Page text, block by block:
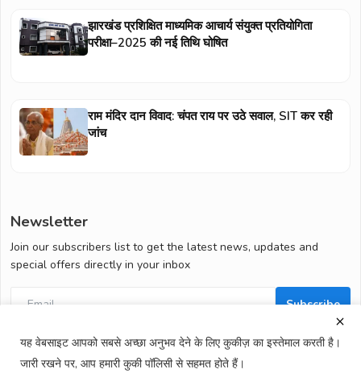
झारखंड प्रशिक्षित माध्यमिक आचार्य संयुक्त प्रतियोगिता
परीक्षा–2025 की नई तिथि घोषित
राम मंदिर दान विवाद: चंपत राय पर उठे सवाल, SIT कर रही
जांच
Newsletter
Join our subscribers list to get the latest news, updates and
special offers directly in your inbox
Subscribe
© All Rights Reserved. 2026Morning India.Website Design by
यह वेबसाइट आपको सबसे अच्छा अनुभव देने के लिए कुकीज़ का इस्तेमाल करती है।
जारी रखने पर, आप हमारी कुकी पॉलिसी से सहमत होते हैं।